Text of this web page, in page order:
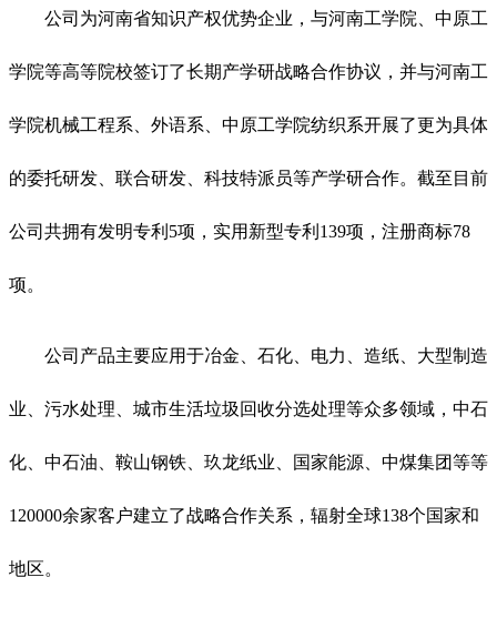
公司为河南省知识产权优势企业，与河南工学院、中原工
学院等高等院校签订了长期产学研战略合作协议，并与河南工
学院机械工程系、外语系、中原工学院纺织系开展了更为具体
的委托研发、联合研发、科技特派员等产学研合作。截至目前
公司共拥有发明专利5项，实用新型专利139项，注册商标78
项。
公司产品主要应用于冶金、石化、电力、造纸、大型制造
业、污水处理、城市生活垃圾回收分选处理等众多领域，中石
化、中石油、鞍山钢铁、玖龙纸业、国家能源、中煤集团等等
120000余家客户建立了战略合作关系，辐射全球138个国家和
地区。